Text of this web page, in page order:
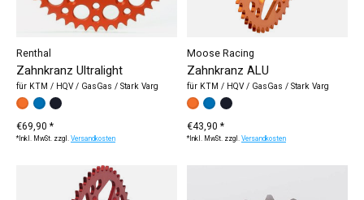
Renthal
Zahnkranz Ultralight
für KTM / HQV / GasGas / Stark Varg
Farbe: * — orange
orange
blauschwarz
€69,90 *
*Inkl. MwSt. zzgl.Versandkosten
Moose Racing
Zahnkranz ALU
für KTM / HQV / GasGas / Stark Varg
Farbe: *— orange
orange
blauschwarz
€43,90 *
*Inkl. MwSt. zzgl.Versandkosten